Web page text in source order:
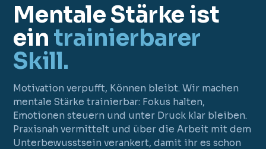
Mentale Stärke ist
ein trainierbarer
Skill.
Motivation verpufft, Können bleibt. Wir machen
mentale Stärke trainierbar: Fokus halten,
Emotionen steuern und unter Druck klar bleiben.
Praxisnah vermittelt und über die Arbeit mit dem
Unterbewusstsein verankert, damit ihr es schon